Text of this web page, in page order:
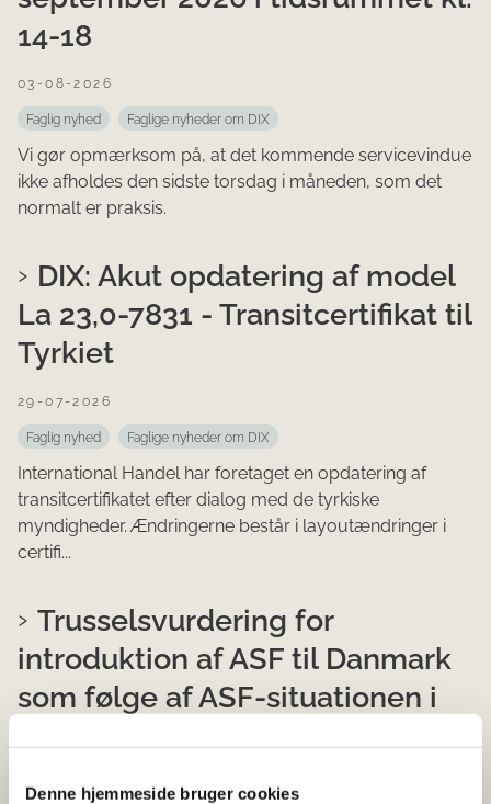
Denne hjemmeside bruger cookies
14-18
03-08-2026
Faglig nyhed Faglige nyheder om DIX
Vi gør opmærksom på, at det kommende servicevindue
ikke afholdes den sidste torsdag i måneden, som det
normalt er praksis.
DIX: Akut opdatering af model
La 23,0-7831 - Transitcertifikat til
Tyrkiet
29-07-2026
Faglig nyhed Faglige nyheder om DIX
International Handel har foretaget en opdatering af
transitcertifikatet efter dialog med de tyrkiske
myndigheder. Ændringerne består i layoutændringer i
certifi...
Trusselsvurdering for
introduktion af ASF til Danmark
som følge af ASF-situationen i